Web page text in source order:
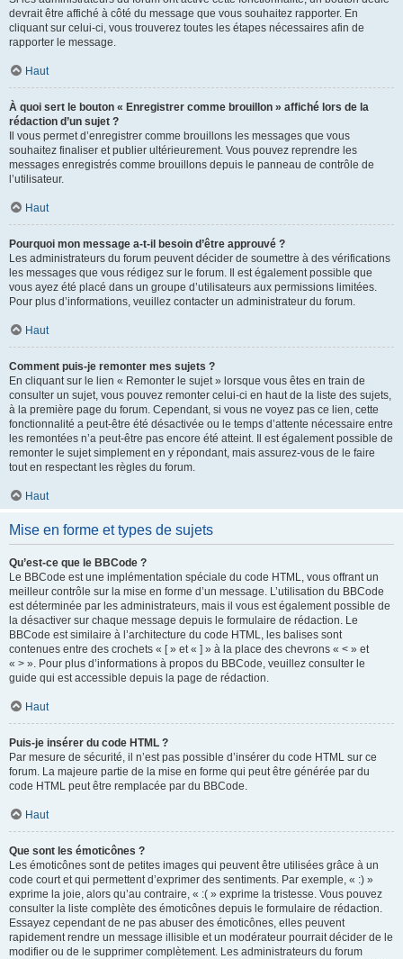
devrait être affiché à côté du message que vous souhaitez rapporter. En
cliquant sur celui-ci, vous trouverez toutes les étapes nécessaires afin de
rapporter le message.
Haut
À quoi sert le bouton « Enregistrer comme brouillon » affiché lors de la
rédaction d’un sujet ?
Il vous permet d’enregistrer comme brouillons les messages que vous
souhaitez finaliser et publier ultérieurement. Vous pouvez reprendre les
messages enregistrés comme brouillons depuis le panneau de contrôle de
l’utilisateur.
Haut
Pourquoi mon message a-t-il besoin d’être approuvé ?
Les administrateurs du forum peuvent décider de soumettre à des vérifications
les messages que vous rédigez sur le forum. Il est également possible que
vous ayez été placé dans un groupe d’utilisateurs aux permissions limitées.
Pour plus d’informations, veuillez contacter un administrateur du forum.
Haut
Comment puis-je remonter mes sujets ?
En cliquant sur le lien « Remonter le sujet » lorsque vous êtes en train de
consulter un sujet, vous pouvez remonter celui-ci en haut de la liste des sujets,
à la première page du forum. Cependant, si vous ne voyez pas ce lien, cette
fonctionnalité a peut-être été désactivée ou le temps d’attente nécessaire entre
les remontées n’a peut-être pas encore été atteint. Il est également possible de
remonter le sujet simplement en y répondant, mais assurez-vous de le faire
tout en respectant les règles du forum.
Haut
Mise en forme et types de sujets
Qu’est-ce que le BBCode ?
Le BBCode est une implémentation spéciale du code HTML, vous offrant un
meilleur contrôle sur la mise en forme d’un message. L’utilisation du BBCode
est déterminée par les administrateurs, mais il vous est également possible de
la désactiver sur chaque message depuis le formulaire de rédaction. Le
BBCode est similaire à l’architecture du code HTML, les balises sont
contenues entre des crochets « [ » et « ] » à la place des chevrons « < » et
« > ». Pour plus d’informations à propos du BBCode, veuillez consulter le
guide qui est accessible depuis la page de rédaction.
Haut
Puis-je insérer du code HTML ?
Par mesure de sécurité, il n’est pas possible d’insérer du code HTML sur ce
forum. La majeure partie de la mise en forme qui peut être générée par du
code HTML peut être remplacée par du BBCode.
Haut
Que sont les émoticônes ?
Les émoticônes sont de petites images qui peuvent être utilisées grâce à un
code court et qui permettent d’exprimer des sentiments. Par exemple, « :) »
exprime la joie, alors qu’au contraire, « :( » exprime la tristesse. Vous pouvez
consulter la liste complète des émoticônes depuis le formulaire de rédaction.
Essayez cependant de ne pas abuser des émoticônes, elles peuvent
rapidement rendre un message illisible et un modérateur pourrait décider de le
modifier ou de le supprimer complètement. Les administrateurs du forum